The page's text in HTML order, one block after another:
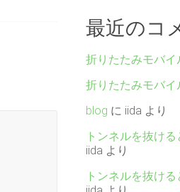
最近のコ
折りたたみモバイ
折りたたみモバイ
blog に iida より
トンネルを抜ける
iida より
トンネルを抜ける